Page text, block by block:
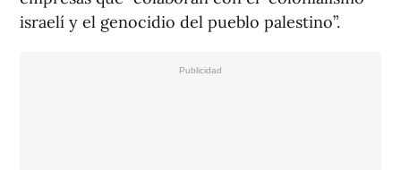
israelí y el genocidio del pueblo palestino”.